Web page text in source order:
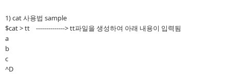
1) cat 사용법 sample
$cat > tt --------------> tt파일을 생성하여 아래 내용이 입력됨
a
b
c
^D